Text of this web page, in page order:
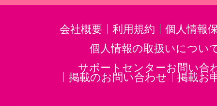
会社概要 利用規約
個人情報
個人情報の取扱いについ
サポートセンターお問い合
掲載のお問い合わせ
掲載お